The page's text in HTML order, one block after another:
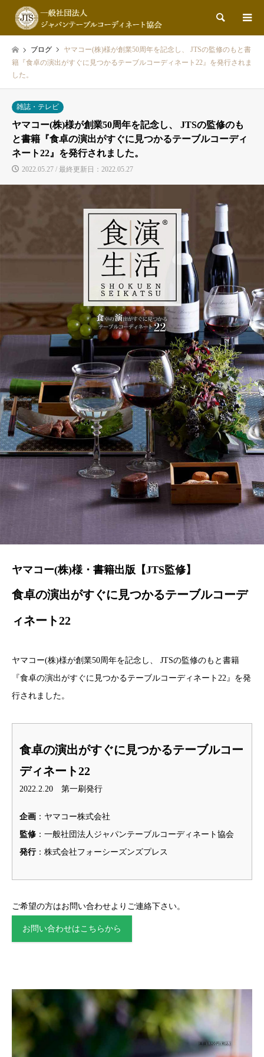
検索
ブログ
ヤマコー(株)様が創業50周年を記念し、 JTSの監修のもと書
籍『食卓の演出がすぐに見つかるテーブルコーディネート22』を発行されま
した。
雑誌・テレビ
ヤマコー(株)様が創業50周年を記念し、 JTSの監修のも
と書籍『食卓の演出がすぐに見つかるテーブルコーディ
ネート22』を発行されました。
2022.05.27 / 最終更新日：2022.05.27
ヤマコー(株)様・書籍出版【JTS監修】
食卓の演出がすぐに見つかるテーブルコーデ
ィネート22
ヤマコー(株)様が創業50周年を記念し、 JTSの監修のもと書籍
『食卓の演出がすぐに見つかるテーブルコーディネート22』を発
行されました。
食卓の演出がすぐに見つかるテーブルコー
ディネート22
2022.2.20 第一刷発行
企画 ：ヤマコー株式会社
監修 ：一般社団法人ジャパンテーブルコーディネート協会
発行：株式会社フォーシーズンズプレス
ご希望の方はお問い合わせよりご連絡下さい。
お問い合わせはこちらから